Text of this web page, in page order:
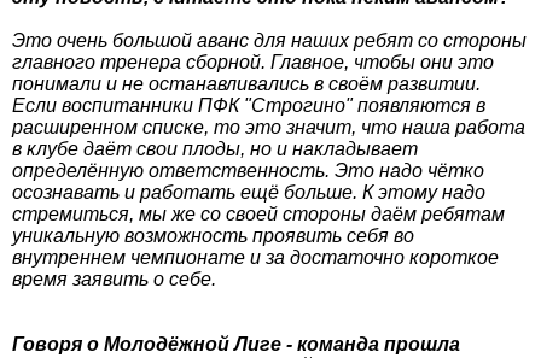
Это очень большой аванс для наших ребят со стороны
главного тренера сборной. Главное, чтобы они это
понимали и не останавливались в своём развитии.
Если воспитанники ПФК "Строгино" появляются в
расширенном списке, то это значит, что наша работа
в клубе даёт свои плоды, но и накладывает
определённую ответственность. Это надо чётко
осознавать и работать ещё больше. К этому надо
стремиться, мы же со своей стороны даём ребятам
уникальную возможность проявить себя во
внутреннем чемпионате и за достаточно короткое
время заявить о себе.
Говоря о Молодёжной Лиге - команда прошла